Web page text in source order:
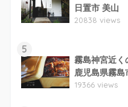
日置市 美山
20838 views
5
霧島神宮近く
鹿児島県霧島
19366 views